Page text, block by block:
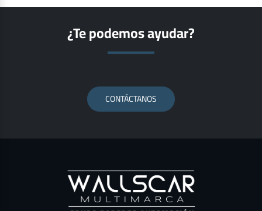
¿Te podemos ayudar?
CONTÁCTANOS